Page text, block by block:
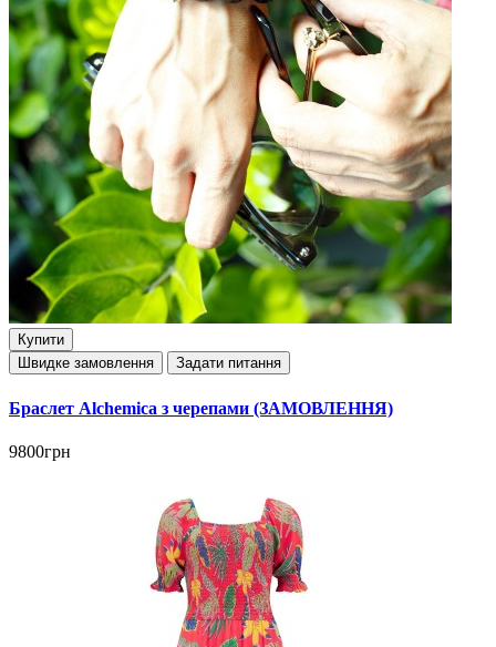
Купити
Швидке замовлення
Задати питання
Браслет Alchemica з черепами (ЗАМОВЛЕННЯ)
9800грн